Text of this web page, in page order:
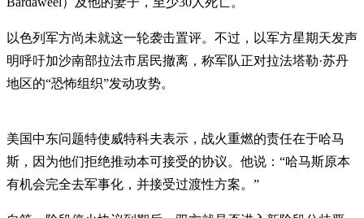
以色列军方尚未就这一轮袭击置评。不过，以军方星期天发声
明呼吁加沙南部拉法市居民撤离，称军队正对拉法塔勒·苏丹
地区的“恐怖组织”发动攻势。
美国中东问题特使威特科夫表示，战火重燃的责任在于哈马
斯，因为他们拒绝推动本可接受的协议。他说：“哈马斯原本
有机会完全去军事化，并接受过渡性方案。”